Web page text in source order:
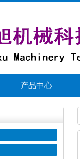
产品中心